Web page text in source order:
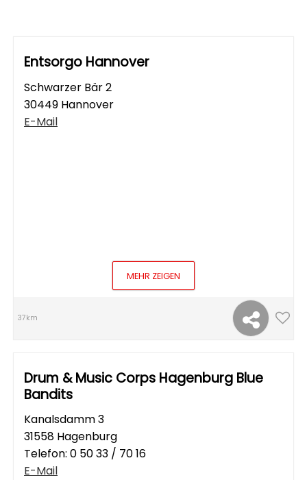
Entsorgo Hannover
Schwarzer Bär 2
30449 Hannover
E-Mail
MEHR ZEIGEN
37km
Drum & Music Corps Hagenburg Blue
Bandits
Kanalsdamm 3
31558 Hagenburg
Telefon: 0 50 33 / 70 16
E-Mail